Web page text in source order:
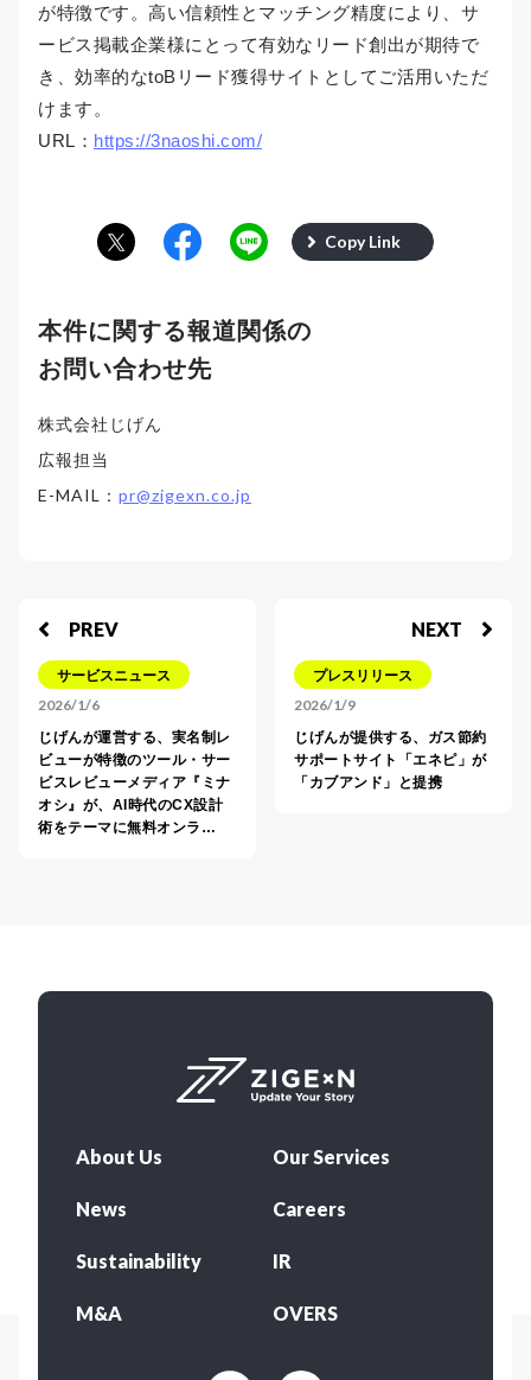
が特徴です。高い信頼性とマッチング精度により、サ
ービス掲載企業様にとって有効なリード創出が期待で
き、効率的なtoBリード獲得サイトとしてご活用いただ
けます。
URL： https://3naoshi.com/
Copy Link
本件に関する報道関係の
お問い合わせ先
株式会社じげん
広報担当
E-MAIL： pr@zigexn.co.jp
PREV
サービスニュース
2026/1/6
じげんが運営する、実名制レ
ビューが特徴のツール・サー
ビスレビューメディア『ミナ
オシ』が、AI時代のCX設計
術をテーマに無料オンラ…
NEXT
プレスリリース
2026/1/9
じげんが提供する、ガス節約
サポートサイト「エネピ」が
「カブアンド」と提携
About Us Our Services
News Careers
Sustainability IR
M&A OVERS